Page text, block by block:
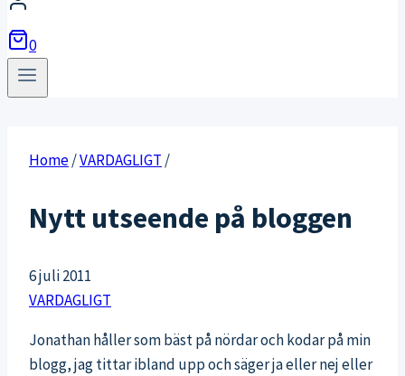
0
Home/VARDAGLIGT /
Nytt utseende på bloggen
6 juli 2011
VARDAGLIGT
Jonathan håller som bäst på nördar och kodar på min
blogg, jag tittar ibland upp och säger ja eller nej eller